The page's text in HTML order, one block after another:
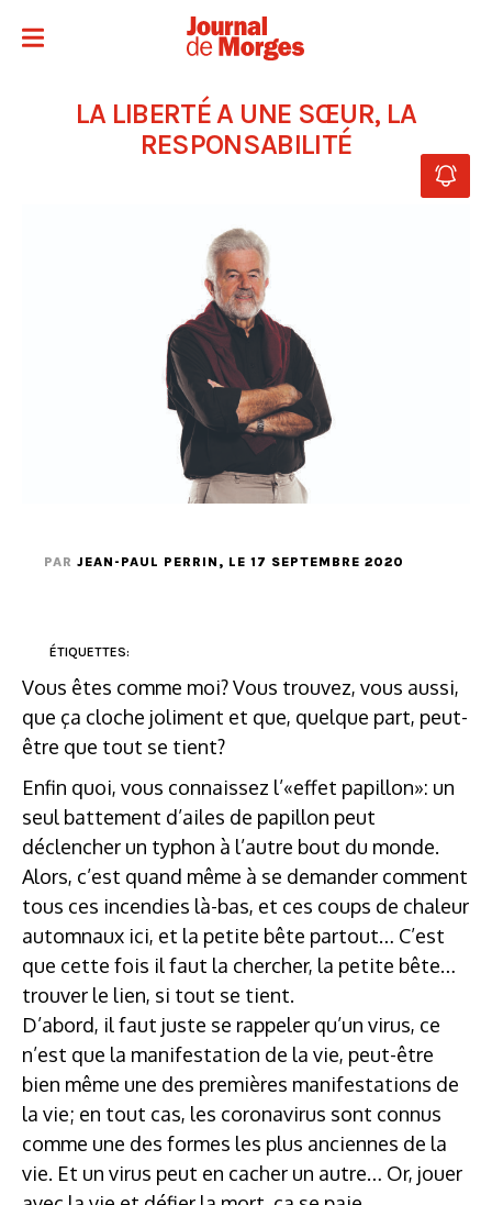
LA LIBERTÉ A UNE SŒUR, LA
RESPONSABILITÉ
PAR JEAN-PAUL PERRIN , LE 17 SEPTEMBRE 2020
ÉTIQUETTES:
Vous êtes comme moi? Vous trouvez, vous aussi,
que ça cloche joliment et que, quelque part, peut-
être que tout se tient?
Enfin quoi, vous connaissez l’«effet papillon»: un
seul battement d’ailes de papillon peut
déclencher un typhon à l’autre bout du monde.
Alors, c’est quand même à se demander comment
tous ces incendies là-bas, et ces coups de chaleur
automnaux ici, et la petite bête partout… C’est
que cette fois il faut la chercher, la petite bête…
trouver le lien, si tout se tient.
D’abord, il faut juste se rappeler qu’un virus, ce
n’est que la manifestation de la vie, peut-être
bien même une des premières manifestations de
la vie; en tout cas, les coronavirus sont connus
comme une des formes les plus anciennes de la
vie. Et un virus peut en cacher un autre… Or, jouer